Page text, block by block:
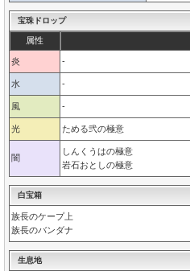
宝珠ドロップ
属性
炎 -
水 -
風 -
光 ためる弐の極意
闇
しんくうはの極意
岩石おとしの極意
白宝箱
族長のケープ上
族長のバンダナ
生息地